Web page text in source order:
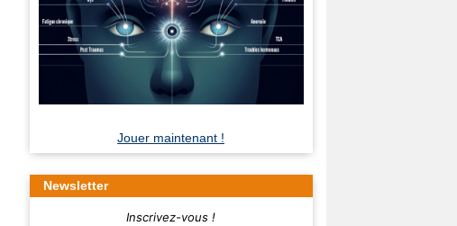
Jouer maintenant !
Newsletter
Inscrivez-vous !